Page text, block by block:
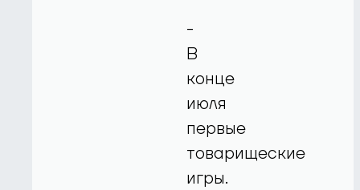
-
В
конце
июля
первые
товарищеские
игры.